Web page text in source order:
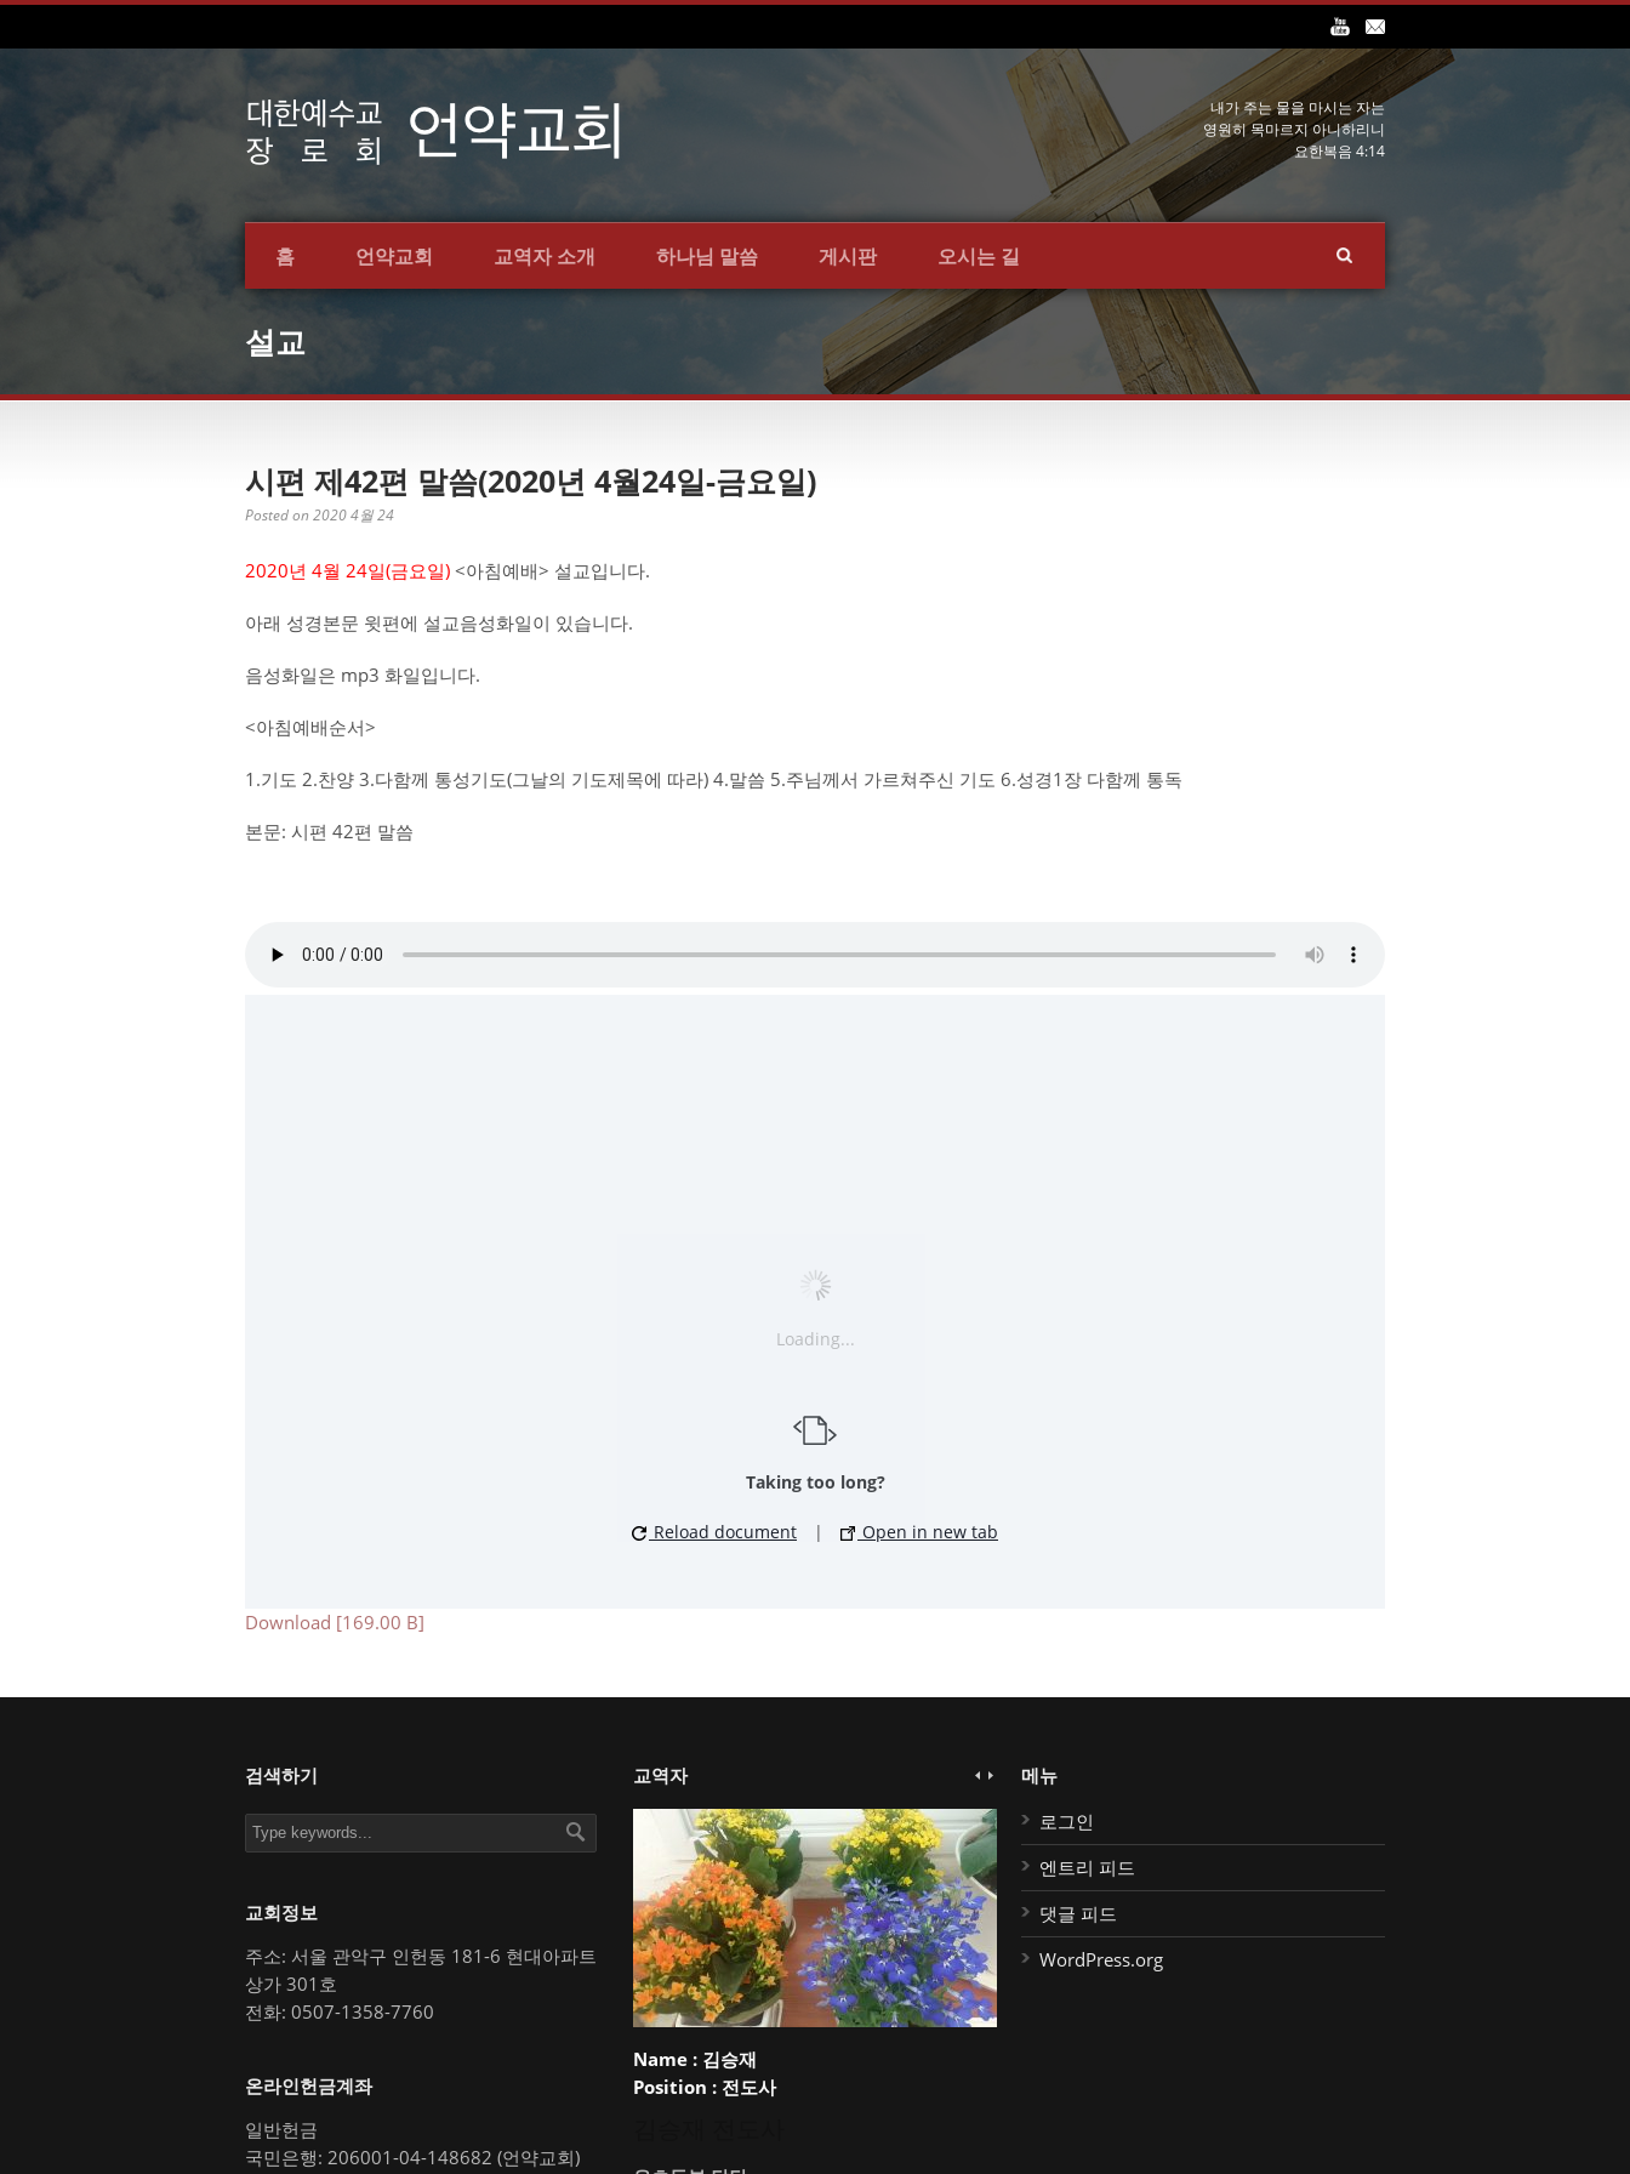
내가 주는 물을 마시는 자는
영원히 목마르지 아니하리니
요한복음 4:14
홈 언약교회 교역자 소개 하나님 말씀 게시판 오시는 길
설교
시편 제42편 말씀(2020년 4월24일-금요일)
Posted on 2020 4월 24
2020년 4월 24일(금요일) <아침예배> 설교입니다.
아래 성경본문 윗편에 설교음성화일이 있습니다.
음성화일은 mp3 화일입니다.
<아침예배순서>
1.기도 2.찬양 3.다함께 통성기도(그날의 기도제목에 따라) 4.말씀 5.주님께서 가르쳐주신 기도 6.성경1장 다함께 통독
본문: 시편 42편 말씀
Loading...
Taking too long?
Reload document | Open in new tab
Download [169.00 B]
검색하기
교회정보
주소: 서울 관악구 인헌동 181-6 현대아파트
상가 301호
전화: 0507-1358-7760
온라인헌금계좌
일반헌금
국민은행: 206001-04-148682 (언약교회)
교역자
Name :김승재
Position :전도사
메뉴
로그인
엔트리 피드
댓글 피드
WordPress.org